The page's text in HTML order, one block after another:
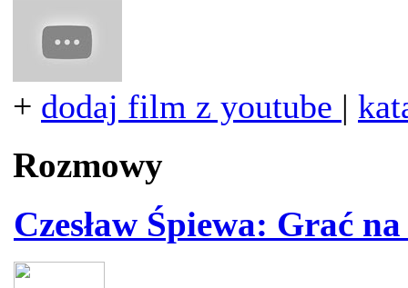
+ dodaj film z youtube |
Rozmowy
Czesław Śpiewa: Grać